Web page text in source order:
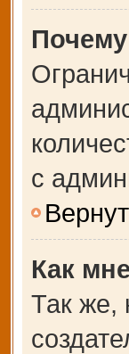
с
Как
Так же,